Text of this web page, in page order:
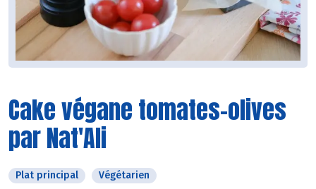
Cake végane tomates-olives
par Nat'Ali
Plat principal Végétarien